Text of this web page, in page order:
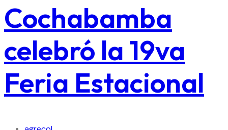
Cochabamba
celebró la 19va
Feria Estacional